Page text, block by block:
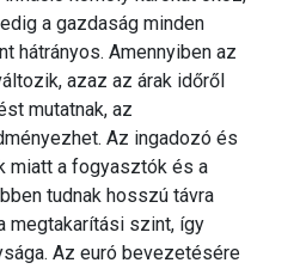
a gazdaság minden
hátrányos. Amennyiben az
azaz az árak időről
mutatnak, az
Az ingadozó és
miatt a fogyasztók és a
tudnak hosszú távra
megtakarítási szint, így
Az euró bevezetésére